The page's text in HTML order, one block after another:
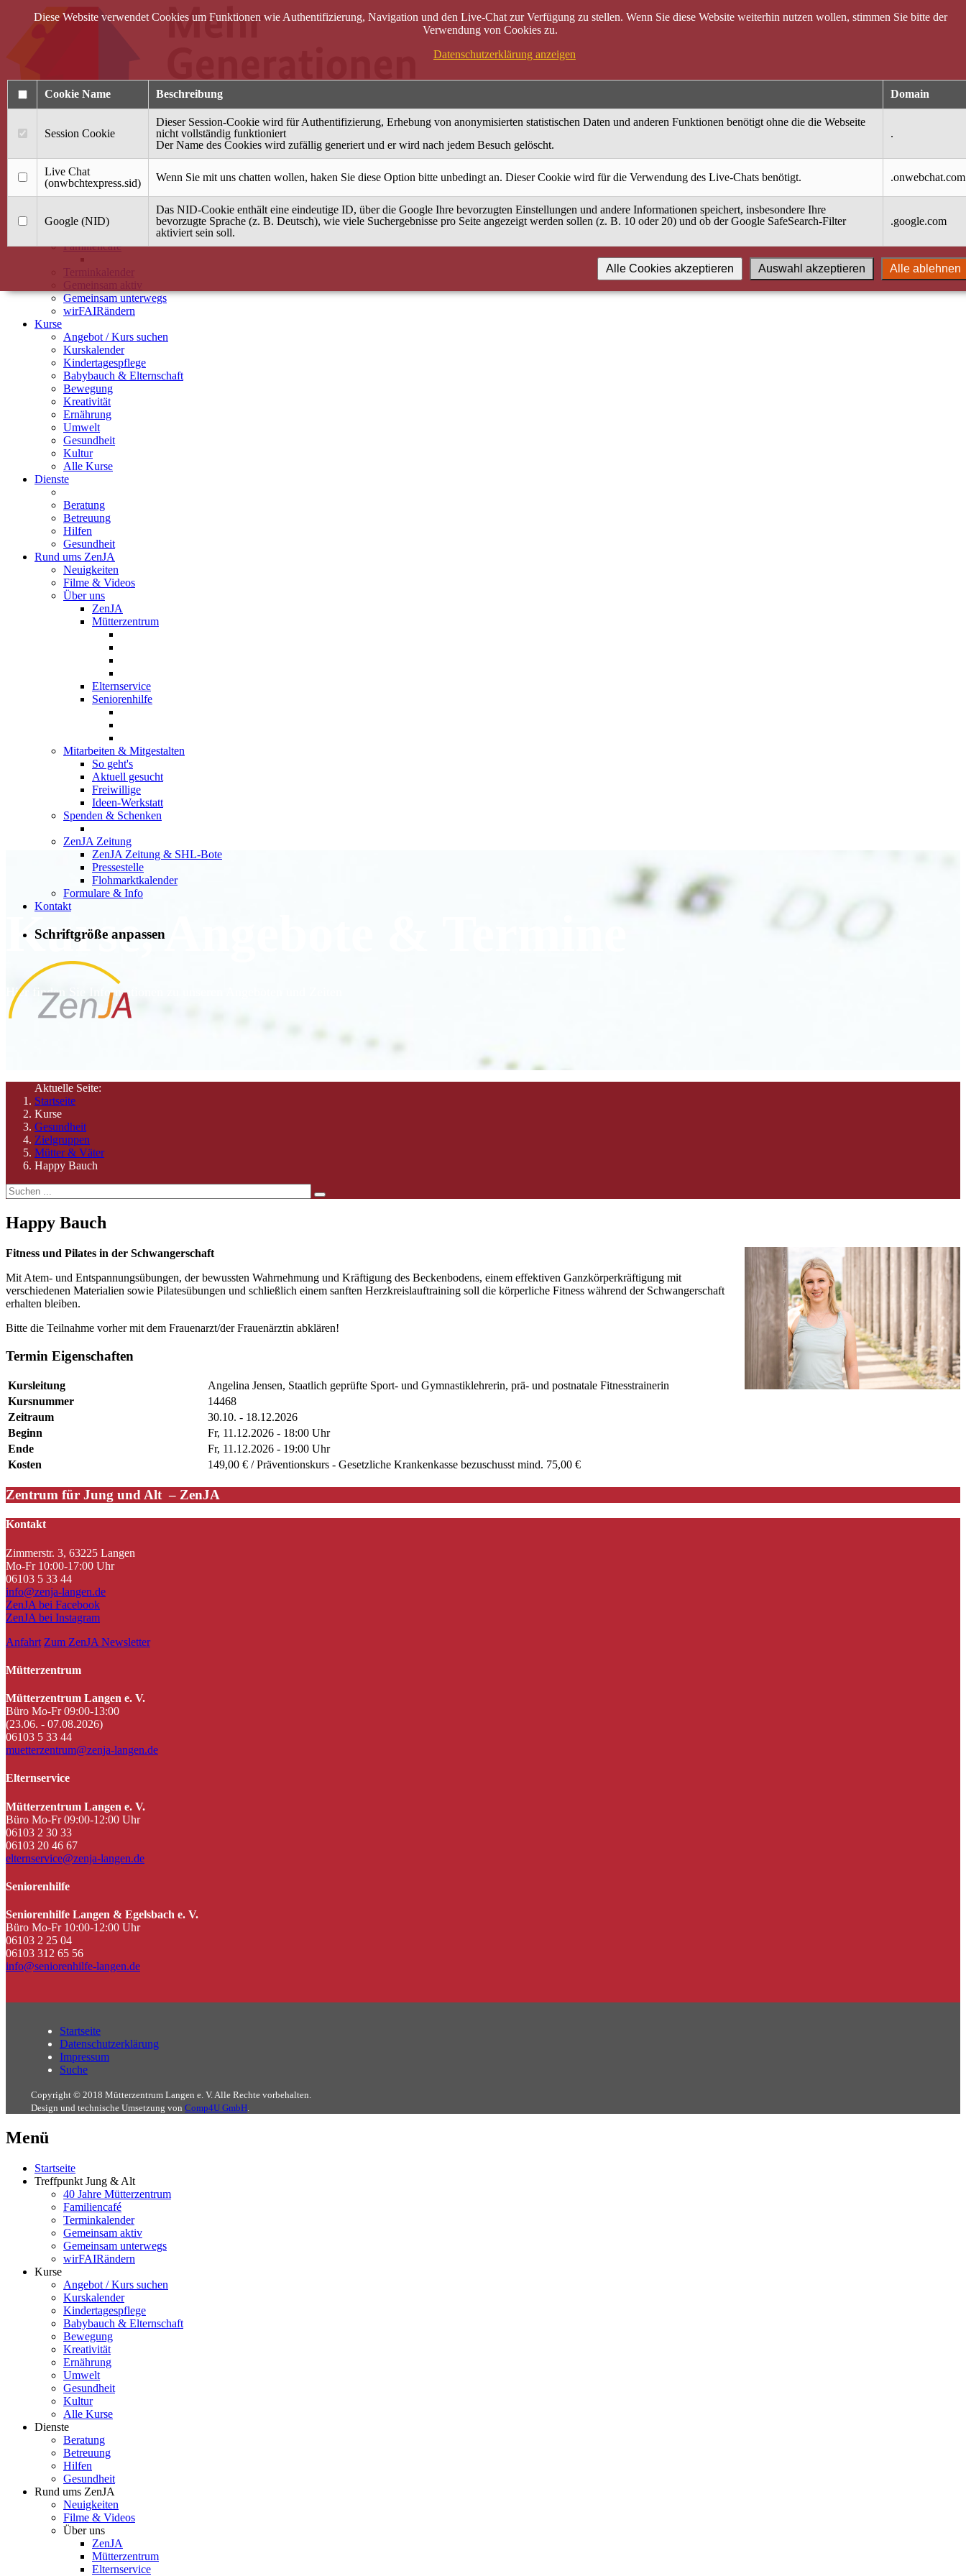
Anmelden
Startseite
Treffpunkt Jung & Alt
40 Jahre Mütterzentrum
Familiencafé
Terminkalender
Gemeinsam aktiv
Gemeinsam unterwegs
wirFAIRändern
Kurse
Angebot / Kurs suchen
Kurskalender
Kindertagespflege
Babybauch & Elternschaft
Bewegung
Kreativität
Ernährung
Umwelt
Gesundheit
Kultur
Alle Kurse
Dienste
Beratung
Betreuung
Hilfen
Gesundheit
Rund ums ZenJA
Neuigkeiten
Filme & Videos
Über uns
ZenJA
Mütterzentrum
Elternservice
Seniorenhilfe
Mitarbeiten & Mitgestalten
So geht's
Aktuell gesucht
Freiwillige
Ideen-Werkstatt
Spenden & Schenken
ZenJA Zeitung
ZenJA Zeitung & SHL-Bote
Pressestelle
Flohmarktkalender
Formulare & Info
Kontakt
Schriftgröße anpassen
Kurse, Angebote & Termine
Hier finden Sie Informationen zu unseren Angeboten und Zeiten
Aktuelle Seite:
Startseite
Kurse
Gesundheit
Zielgruppen
Mütter & Väter
Happy Bauch
Happy Bauch
Fitness und Pilates in der Schwangerschaft
Mit Atem- und Entspannungsübungen, der bewussten Wahrnehmung und Kräftigung des Beckenbodens, einem effektiven Ganzkörperkräftigung mit
verschiedenen Materialien sowie Pilatesübungen und schließlich einem sanften Herzkreislauftraining soll die körperliche Fitness während der Schwangerschaft
erhalten bleiben.
Bitte die Teilnahme vorher mit dem Frauenarzt/der Frauenärztin abklären!
Termin Eigenschaften
Kursleitung
Angelina Jensen, Staatlich geprüfte Sport- und Gymnastiklehrerin, prä- und postnatale Fitnesstrainerin
Kursnummer
14468
Zeitraum
30.10. - 18.12.2026
Beginn
Fr, 11.12.2026 - 18:00 Uhr
Ende
Fr, 11.12.2026 - 19:00 Uhr
Kosten
149,00 € / Präventionskurs - Gesetzliche Krankenkasse bezuschusst mind. 75,00 €
Zentrum für Jung und Alt – ZenJA
Kontakt
Zimmerstr. 3, 63225 Langen
Mo-Fr 10:00-17:00 Uhr
06103 5 33 44
info@zenja-langen.de
ZenJA bei Facebook
ZenJA bei Instagram
Anfahrt Zum ZenJA Newsletter
Mütterzentrum
Mütterzentrum Langen e. V.
Büro Mo-Fr 09:00-13:00
(23.06. - 07.08.2026)
06103 5 33 44
muetterzentrum@zenja-langen.de
Elternservice
Mütterzentrum Langen e. V.
Büro Mo-Fr 09:00-12:00 Uhr
06103 2 30 33
06103 20 46 67
elternservice@zenja-langen.de
Seniorenhilfe
Seniorenhilfe Langen & Egelsbach e. V.
Büro Mo-Fr 10:00-12:00 Uhr
06103 2 25 04
06103 312 65 56
info@seniorenhilfe-langen.de
Startseite
Datenschutzerklärung
Impressum
Suche
Copyright © 2018 Mütterzentrum Langen e. V. Alle Rechte vorbehalten.
Design und technische Umsetzung von Comp4U GmbH.
Menü
Startseite
Treffpunkt Jung & Alt
40 Jahre Mütterzentrum
Familiencafé
Terminkalender
Gemeinsam aktiv
Gemeinsam unterwegs
wirFAIRändern
Kurse
Angebot / Kurs suchen
Kurskalender
Kindertagespflege
Babybauch & Elternschaft
Bewegung
Kreativität
Ernährung
Umwelt
Gesundheit
Kultur
Alle Kurse
Dienste
Beratung
Betreuung
Hilfen
Gesundheit
Rund ums ZenJA
Neuigkeiten
Filme & Videos
Über uns
ZenJA
Mütterzentrum
Elternservice
Diese Website verwendet Cookies um Funktionen wie Authentifizierung, Navigation und den Live-Chat zur Verfügung zu stellen. Wenn Sie diese Website weiterhin nutzen wollen, stimmen Sie bitte der
Verwendung von Cookies zu.
Datenschutzerklärung anzeigen
Cookie Name Beschreibung Domain
Session Cookie
Dieser Session-Cookie wird für Authentifizierung, Erhebung von anonymisierten statistischen Daten und anderen Funktionen benötigt ohne die die Webseite
nicht vollständig funktioniert
Der Name des Cookies wird zufällig generiert und er wird nach jedem Besuch gelöscht.
.
Live Chat
(onwbchtexpress.sid)
Wenn Sie mit uns chatten wollen, haken Sie diese Option bitte unbedingt an. Dieser Cookie wird für die Verwendung des Live-Chats benötigt. .onwebchat.com
Google (NID)
Das NID-Cookie enthält eine eindeutige ID, über die Google Ihre bevorzugten Einstellungen und andere Informationen speichert, insbesondere Ihre
bevorzugte Sprache (z. B. Deutsch), wie viele Suchergebnisse pro Seite angezeigt werden sollen (z. B. 10 oder 20) und ob der Google SafeSearch-Filter
aktiviert sein soll.
.google.com
Alle ablehnen
Auswahl akzeptieren
Alle Cookies akzeptieren